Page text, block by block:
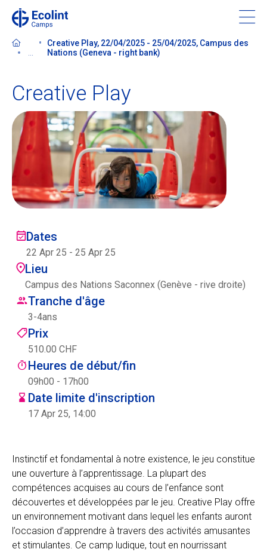
content
À propos de nos camps
Contactez-nous
Trouver un camp
Ecolint Camps
Centre des arts
Institute
Contact
Panier
EN FR
Creative Play, 22/04/2025 - 25/04/2025, Campus des
Nations (Geneva - right bank)
Creative Play
Dates
22 Apr 25 - 25 Apr 25
Lieu
Campus des Nations Saconnex (Genève - rive droite)
Tranche d'âge
3-4ans
Prix
510.00 CHF
Heures de début/fin
09h00 - 17h00
Date limite d'inscription
17 Apr 25, 14:00
Instinctif et fondamental à notre existence, le jeu constitue
une ouverture à l’apprentissage. La plupart des
compétences acquises au cours de l’enfance sont
découvertes et développées par le jeu. Creative Play offre
un environnement motivant dans lequel les enfants auront
l’occasion d’apprendre à travers des activités amusantes
et stimulantes. Ce camp ludique, tout en nourrissant